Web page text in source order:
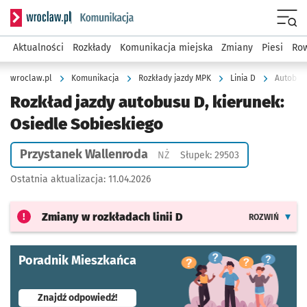
Serwis informacyjny wroclaw.pl podserwis: Komunikacja
Aktualności Rozkłady Komunikacja miejska Zmiany Piesi
wroclaw.pl Komunikacja Rozkłady jazdy MPK Linia D
Rozkład jazdy autobusu D, kierunek:
Osiedle Sobieskiego
Przystanek Wallenroda NŻPrzystanek na życzenie
Słupek: 29503
Ostatnia aktualizacja: 11.04.2026
Zmiany w rozkładach linii D ROZWIŃ
Poradnik Mieszkańca
Znajdź odpowiedź!- otworzy się w nowej karcie